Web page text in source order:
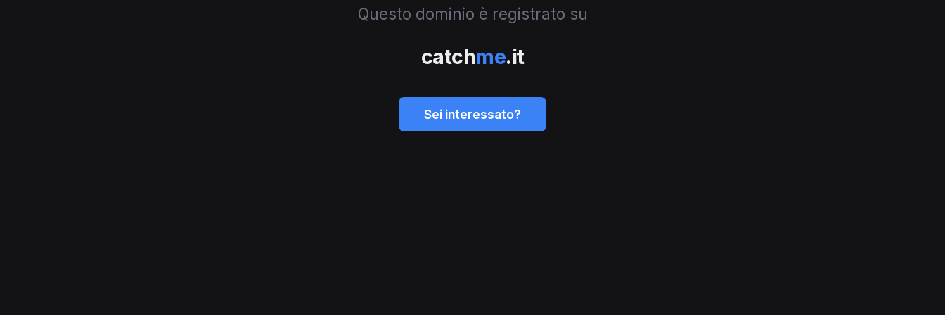
Questo dominio è registrato su
catchme.it
Sei interessato?